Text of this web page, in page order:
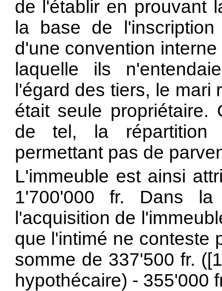
de l'établir en prouvant
la base de
d'une convention
laquelle ils
l'égard des tiers, le
était seule propriétaire.
de tel, la répartition
permettant pas de
L'immeuble est ainsi
1'700'000 fr. Dans
l'acquisition de
que l'intimé ne conteste
somme de 337'500 fr.
hypothécaire) - 355'000